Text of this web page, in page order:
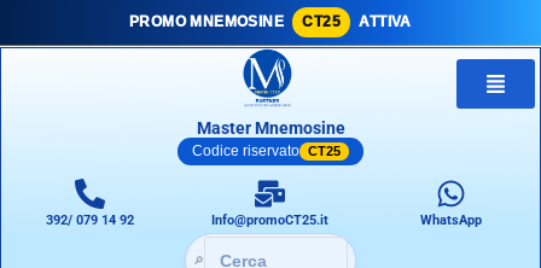
PROMO MNEMOSINE CT25 ATTIVA
Master Mnemosine
Codice riservato CT25
392/ 079 14 92 Info@promoCT25.it WhatsApp
🔎